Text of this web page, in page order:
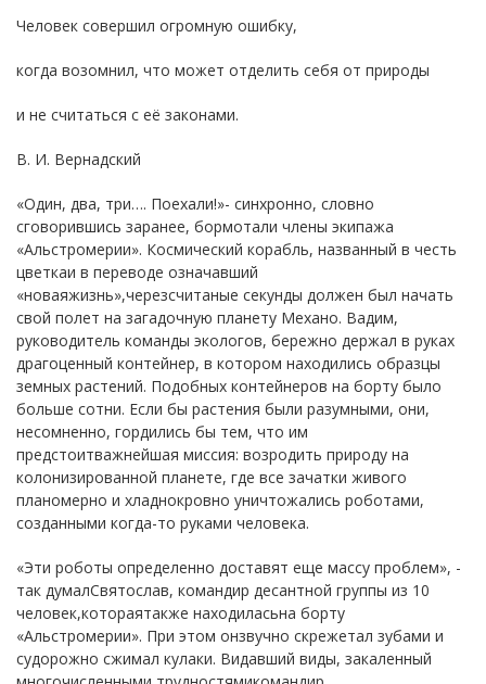
Человек совершил огромную ошибку,
когда возомнил, что может отделить себя от природы
и не считаться с её законами.
В. И. Вернадский
«Один, два, три…. Поехали!»- синхронно, словно
сговорившись заранее, бормотали члены экипажа
«Альстромерии». Космический корабль, названный в честь
цветкаи в переводе означавший
«новаяжизнь»,черезсчитаные секунды должен был начать
свой полет на загадочную планету Механо. Вадим,
руководитель команды экологов, бережно держал в руках
драгоценный контейнер, в котором находились образцы
земных растений. Подобных контейнеров на борту было
больше сотни. Если бы растения были разумными, они,
несомненно, гордились бы тем, что им
предстоитважнейшая миссия: возродить природу на
колонизированной планете, где все зачатки живого
планомерно и хладнокровно уничтожались роботами,
созданными когда-то руками человека.
«Эти роботы определенно доставят еще массу проблем», -
так думалСвятослав, командир десантной группы из 10
человек,котораятакже находиласьна борту
«Альстромерии». При этом онзвучно скрежетал зубами и
судорожно сжимал кулаки. Видавший виды, закаленный